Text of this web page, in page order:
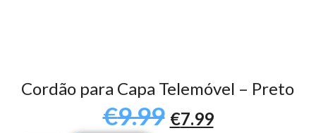
Cordão para Capa Telemóvel – Preto
€9.99 €7.99